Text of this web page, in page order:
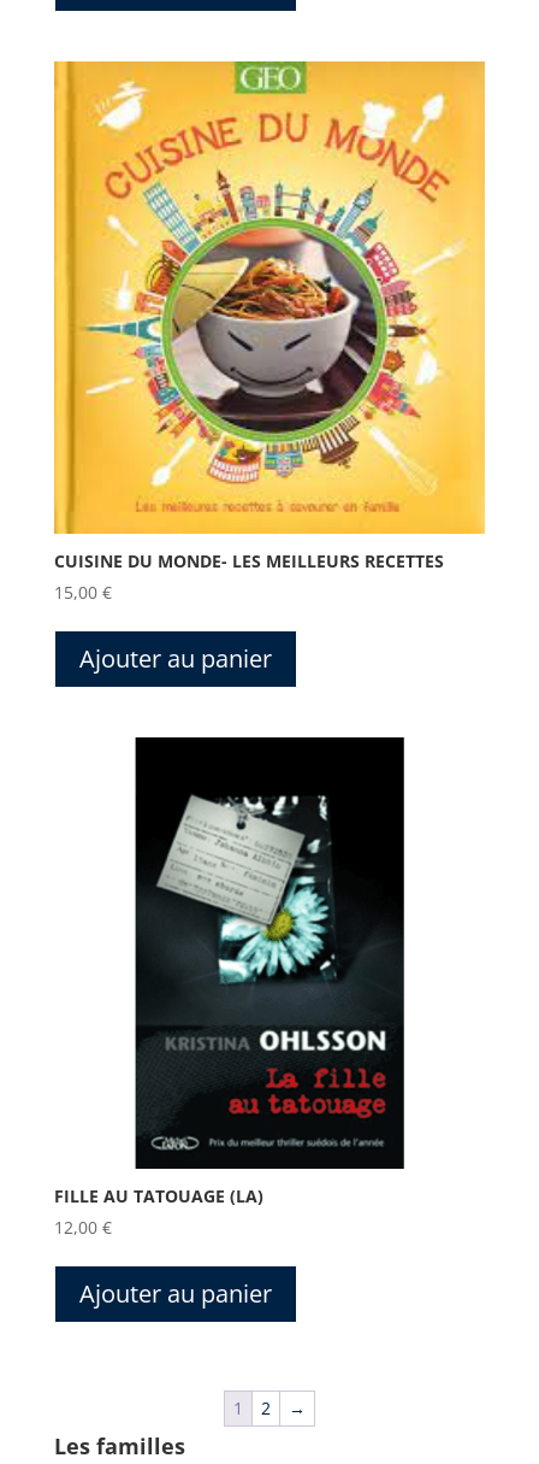
CUISINE DU MONDE- LES MEILLEURS RECETTES
15,00 €
Ajouter au panier
FILLE AU TATOUAGE (LA)
12,00 €
Ajouter au panier
1 2 →
Les familles